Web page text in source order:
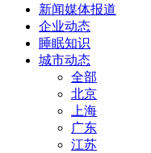
新闻媒体报道
企业动态
睡眠知识
城市动态
全部
北京
上海
广东
江苏